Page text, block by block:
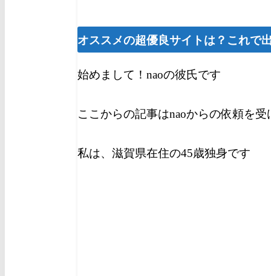
オススメの超優良サイトは？これで
始めまして！naoの彼氏です
ここからの記事はnaoからの依頼を
私は、滋賀県在住の45歳独身です